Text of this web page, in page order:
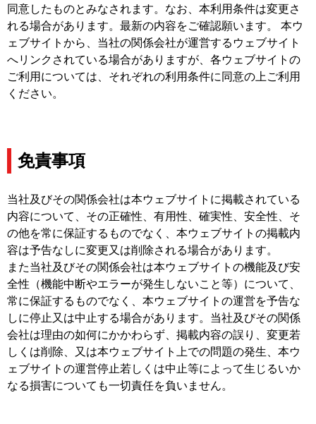
同意したものとみなされます。なお、本利用条件は変更さ
れる場合があります。最新の内容をご確認願います。 本ウ
ェブサイトから、当社の関係会社が運営するウェブサイト
へリンクされている場合がありますが、各ウェブサイトの
ご利用については、それぞれの利用条件に同意の上ご利用
ください。
免責事項
当社及びその関係会社は本ウェブサイトに掲載されている
内容について、その正確性、有用性、確実性、安全性、そ
の他を常に保証するものでなく、本ウェブサイトの掲載内
容は予告なしに変更又は削除される場合があります。
また当社及びその関係会社は本ウェブサイトの機能及び安
全性（機能中断やエラーが発生しないこと等）について、
常に保証するものでなく、本ウェブサイトの運営を予告な
しに停止又は中止する場合があります。当社及びその関係
会社は理由の如何にかかわらず、掲載内容の誤り、変更若
しくは削除、又は本ウェブサイト上での問題の発生、本ウ
ェブサイトの運営停止若しくは中止等によって生じるいか
なる損害についても一切責任を負いません。